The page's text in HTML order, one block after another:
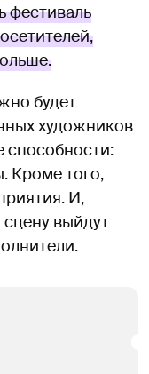
фестиваль
будет
художников
способности:
Кроме того,
И,
выйдут